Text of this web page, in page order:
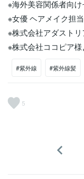
※海外美容関係者向け
※女優 ヘアメイク担当
※株式会社アダスト
※株式会社ココピア様
#紫外線 #紫外線髪
5